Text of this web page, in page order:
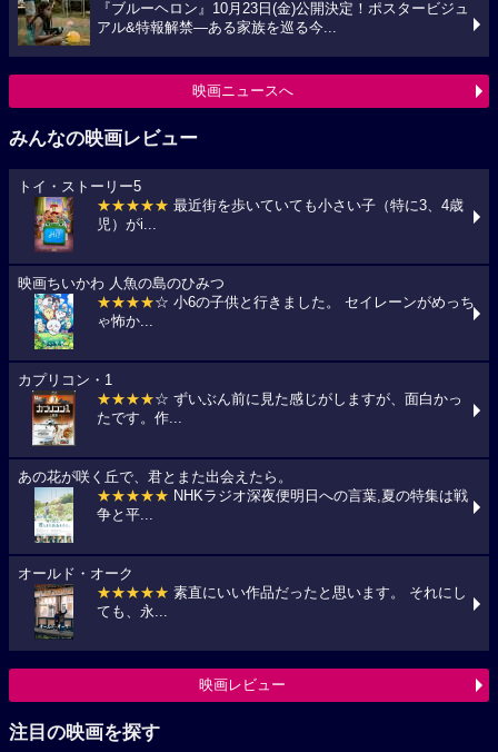
『ブルーヘロン』10月23日(金)公開決定！ポスタービジュ
アル&特報解禁―ある家族を巡る今...
映画ニュースへ
みんなの映画レビュー
トイ・ストーリー5
★★★★★ 最近街を歩いていても小さい子（特に3、4歳
児）がi...
映画ちいかわ 人魚の島のひみつ
★★★★☆ 小6の子供と行きました。 セイレーンがめっち
ゃ怖か...
カプリコン・1
★★★★☆ ずいぶん前に見た感じがしますが、面白かっ
たです。作...
あの花が咲く丘で、君とまた出会えたら。
★★★★★ NHKラジオ深夜便明日への言葉,夏の特集は戦
争と平...
オールド・オーク
★★★★★ 素直にいい作品だったと思います。 それにし
ても、永...
映画レビュー
注目の映画を探す